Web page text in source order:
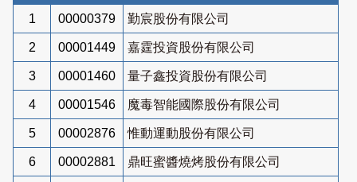
1 00000379 勤宸股份有限公司
2 00001449 嘉霆投資股份有限公司
3 00001460 量子鑫投資股份有限公司
4 00001546 魔毒智能國際股份有限公司
5 00002876 惟動運動股份有限公司
6 00002881 鼎旺蜜醬燒烤股份有限公司